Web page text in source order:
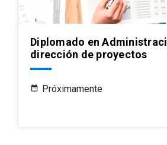
Diplomado en
dirección de proyectos
Próximamente